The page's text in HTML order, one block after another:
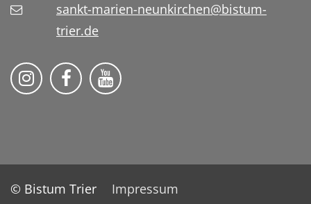
sankt-marien-neunkirchen@bistum-
trier.de
Bistum Trier auf Instragram
Die Pfarrei auf Facebook
Die Pfarrei auf YouTube
© Bistum Trier
Impressum